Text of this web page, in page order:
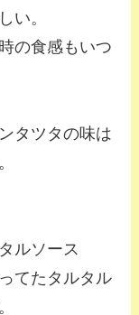
い。
の食感もいつ
タツタの味は
ルソース
てたタルタル